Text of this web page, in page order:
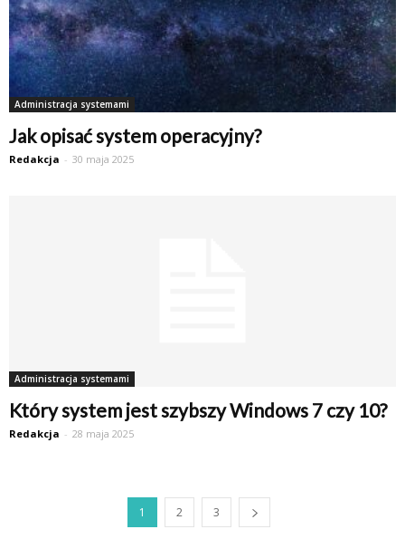
Administracja systemami
Jak opisać system operacyjny?
Redakcja - 30 maja 2025
Administracja systemami
Który system jest szybszy Windows 7 czy 10?
Redakcja - 28 maja 2025
1 2 3